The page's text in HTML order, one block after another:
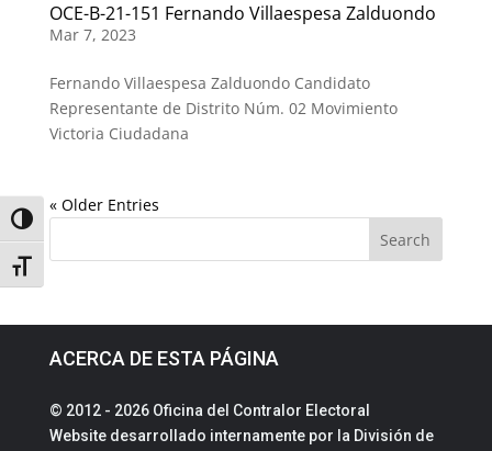
Toggle High Contrast
Toggle Font size
OCE-B-21-151 Fernando Villaespesa Zalduondo
Mar 7, 2023
Fernando Villaespesa Zalduondo Candidato
Representante de Distrito Núm. 02 Movimiento
Victoria Ciudadana
« Older Entries
ACERCA DE ESTA PÁGINA
© 2012 - 2026 Oficina del Contralor Electoral
Website desarrollado internamente por la División de